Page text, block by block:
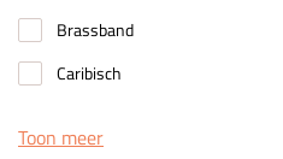
Brassband
Caribisch
Toon meer